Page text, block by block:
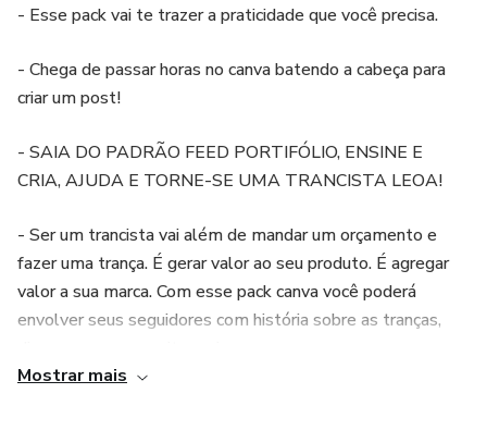
- Esse pack vai te trazer a praticidade que você precisa.
- Chega de passar horas no canva batendo a cabeça para
criar um post!
- SAIA DO PADRÃO FEED PORTIFÓLIO, ENSINE E
CRIA, AJUDA E TORNE-SE UMA TRANCISTA LEOA!
- Ser um trancista vai além de mandar um orçamento e
fazer uma trança. É gerar valor ao seu produto. É agregar
valor a sua marca. Com esse pack canva você poderá
envolver seus seguidores com história sobre as tranças,
Mostrar mais